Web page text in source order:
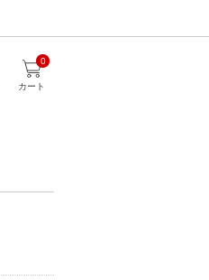
カート
0